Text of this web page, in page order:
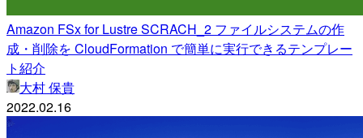
Amazon FSx for Lustre SCRACH_2 ファイルシステムの作
成・削除を CloudFormation で簡単に実行できるテンプレー
ト紹介
大村 保貴
2022.02.16